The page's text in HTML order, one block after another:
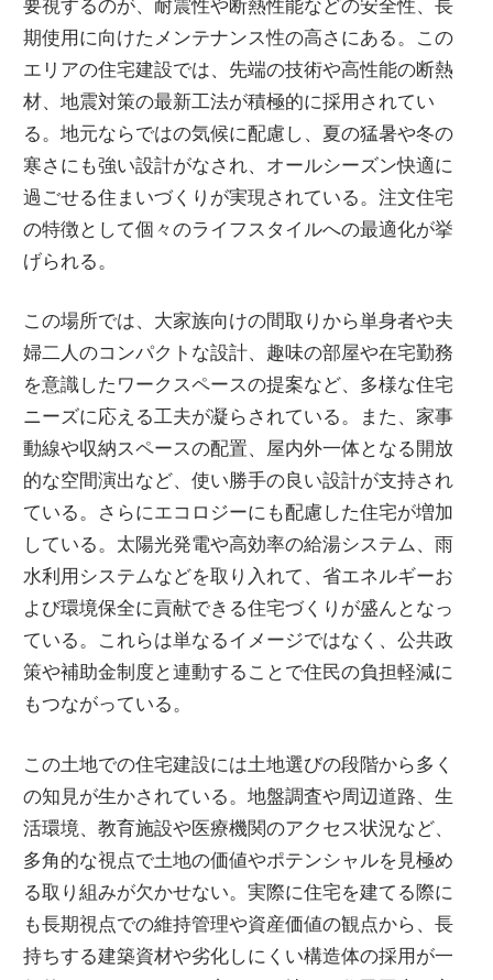
期使用に向けたメンテナンス性の高さにある。この
エリアの住宅建設では、先端の技術や高性能の断熱
材、地震対策の最新工法が積極的に採用されてい
る。地元ならではの気候に配慮し、夏の猛暑や冬の
寒さにも強い設計がなされ、オールシーズン快適に
過ごせる住まいづくりが実現されている。注文住宅
の特徴として個々のライフスタイルへの最適化が挙
げられる。
この場所では、大家族向けの間取りから単身者や夫
婦二人のコンパクトな設計、趣味の部屋や在宅勤務
を意識したワークスペースの提案など、多様な住宅
ニーズに応える工夫が凝らされている。また、家事
動線や収納スペースの配置、屋内外一体となる開放
的な空間演出など、使い勝手の良い設計が支持され
ている。さらにエコロジーにも配慮した住宅が増加
している。太陽光発電や高効率の給湯システム、雨
水利用システムなどを取り入れて、省エネルギーお
よび環境保全に貢献できる住宅づくりが盛んとなっ
ている。これらは単なるイメージではなく、公共政
策や補助金制度と連動することで住民の負担軽減に
もつながっている。
この土地での住宅建設には土地選びの段階から多く
の知見が生かされている。地盤調査や周辺道路、生
活環境、教育施設や医療機関のアクセス状況など、
多角的な視点で土地の価値やポテンシャルを見極め
る取り組みが欠かせない。実際に住宅を建てる際に
も長期視点での維持管理や資産価値の観点から、長
持ちする建築資材や劣化しにくい構造体の採用が一